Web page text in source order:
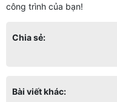
công trình của bạn!
Chia sẻ:
Bài viết khác: